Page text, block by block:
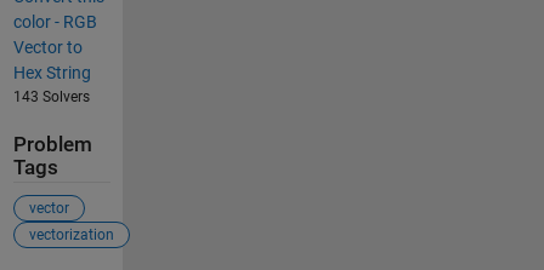
color - RGB
Vector to
Hex String
143 Solvers
Problem
Tags
vector
vectorization